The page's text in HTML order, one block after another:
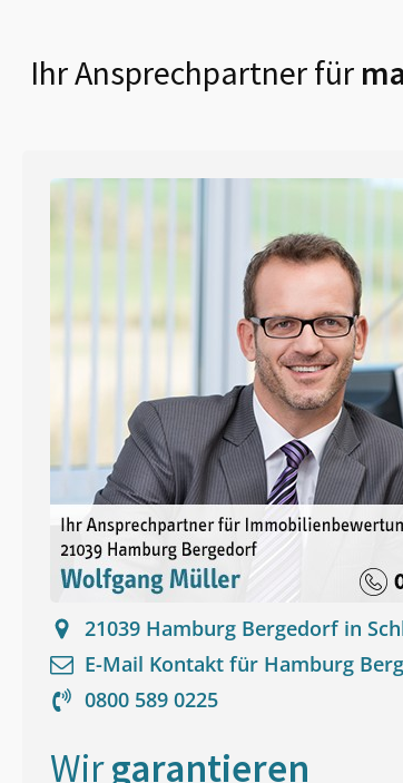
Ihr Ansprechpartner für
21039 Hamburg Bergedorf in
E-Mail Kontakt für Hamburg
0800 589 0225
Wirgarantieren